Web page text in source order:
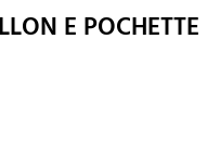
E POCHETTE